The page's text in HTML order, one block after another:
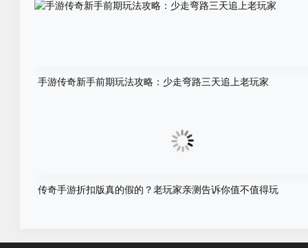
手游传奇新手前期玩法攻略：少走弯路三天追上老玩家
传奇手游折扣版真的假的？老玩家亲测告诉你值不值得玩